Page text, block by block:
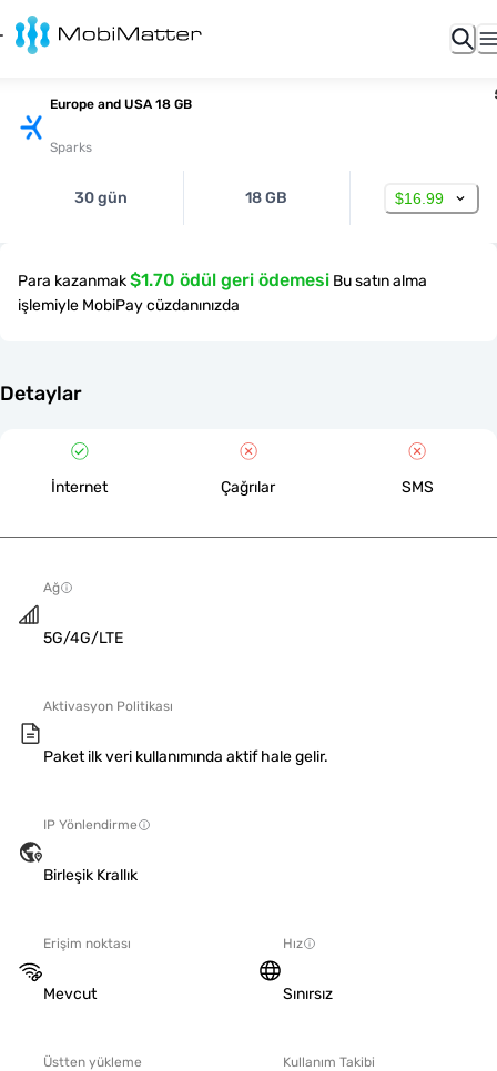
Europe and USA 18 GB
Sparks
30 gün 18 GB $16.99
Para kazanmak$1.70 ödül geri ödemesi Bu satın alma
işlemiyle MobiPay cüzdanınızda
Detaylar
İnternet Çağrılar SMS
Ağ
5G/4G/LTE
Aktivasyon Politikası
Paket ilk veri kullanımında aktif hale gelir.
IP Yönlendirme
Birleşik Krallık
Erişim noktası
Mevcut
Hız
Sınırsız
Üstten yükleme Kullanım Takibi